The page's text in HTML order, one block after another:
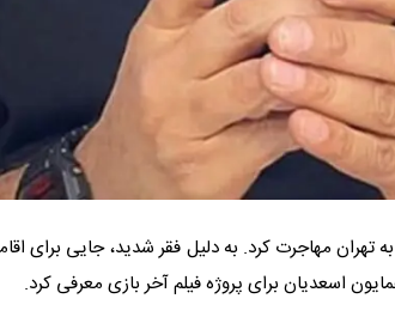
مهاجرت کرد. به دلیل فقر شدید، جایی برای
اسعدیان برای پروژه فیلم آخر بازی معرفی کرد.